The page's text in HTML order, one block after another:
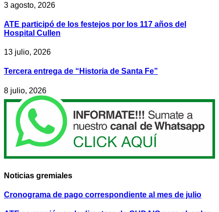
3 agosto, 2026
ATE participó de los festejos por los 117 años del
Hospital Cullen
13 julio, 2026
Tercera entrega de “Historia de Santa Fe”
8 julio, 2026
Noticias gremiales
Cronograma de pago correspondiente al mes de julio